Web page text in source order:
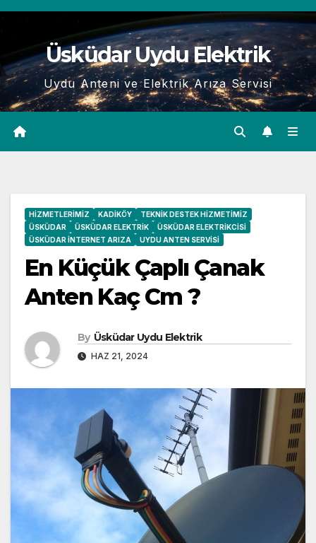
Skip
to
content Üsküdar Uydu Elektrik
Uydu Anteni ve Elektrik Arıza Servisi
HIZMETLERIMIZ KADIKÖY
TEKNIK DESTEK HIZMETIMIZ
ÜSKÜDAR
ÜSKÜDAR ELEKTRIK
ÜSKÜDAR ELEKTRIKCISI
ÜSKÜDAR İNTERNET ARIZA
UYDU ANTEN SERVISI
En Küçük Çaplı Çanak
Anten Kaç Cm ?
By Üsküdar Uydu Elektrik
HAZ 21, 2024